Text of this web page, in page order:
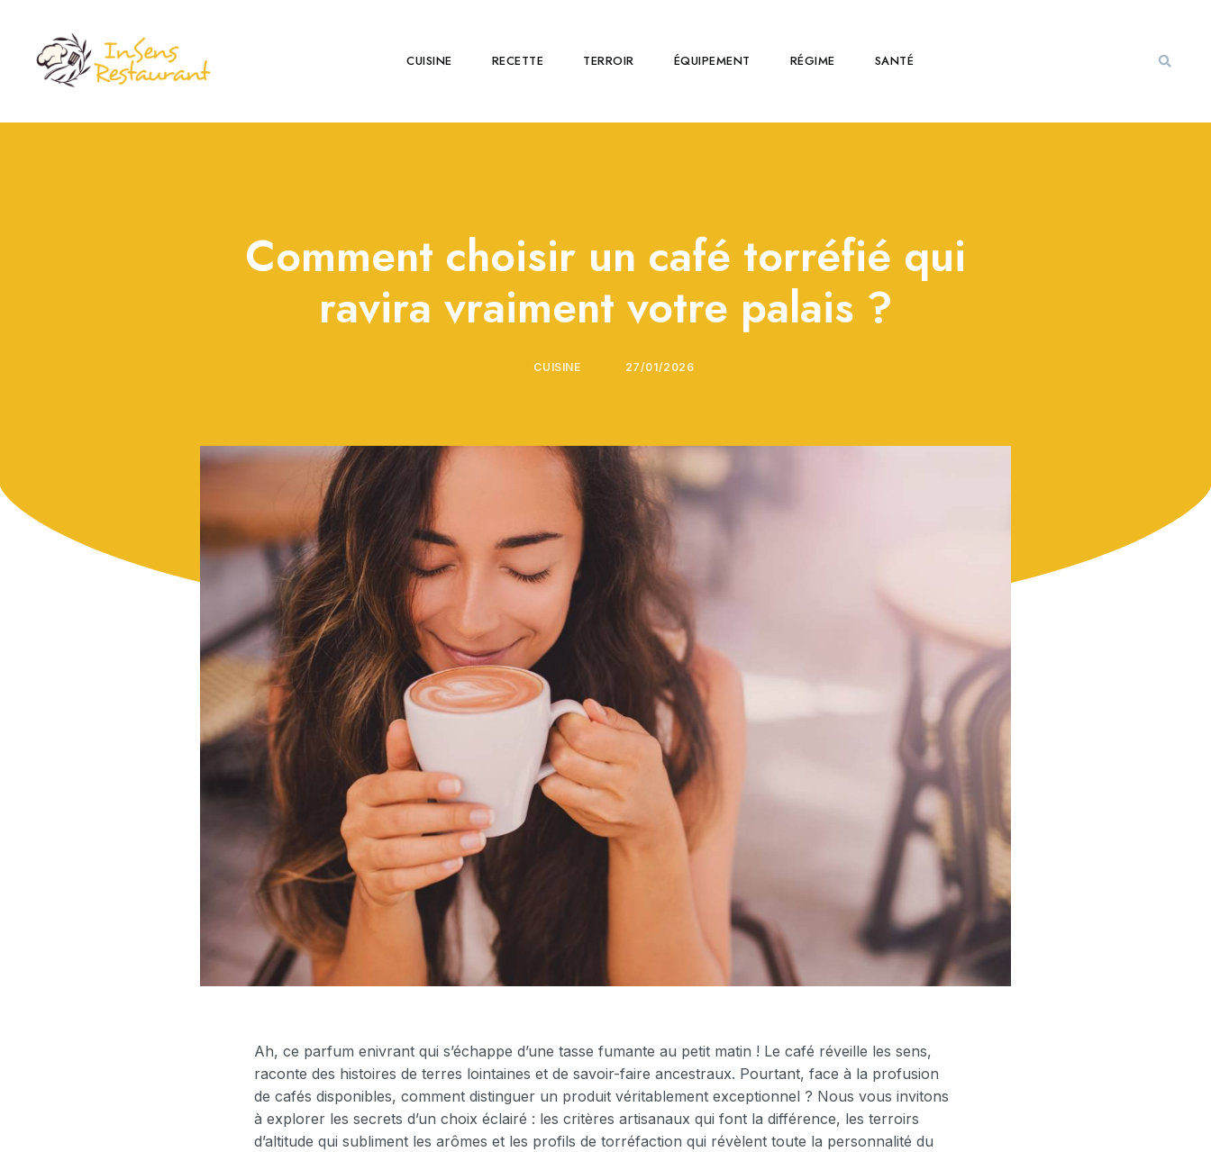
CUISINE RECETTE TERROIR ÉQUIPEMENT RÉGIME SANTÉ
Comment choisir un café torréfié qui
ravira vraiment votre palais ?
CUISINE 27/01/2026
Ah, ce parfum enivrant qui s’échappe d’une tasse fumante au petit matin ! Le café réveille les sens,
raconte des histoires de terres lointaines et de savoir-faire ancestraux. Pourtant, face à la profusion
de cafés disponibles, comment distinguer un produit véritablement exceptionnel ? Nous vous invitons
à explorer les secrets d’un choix éclairé : les critères artisanaux qui font la différence, les terroirs
d’altitude qui subliment les arômes et les profils de torréfaction qui révèlent toute la personnalité du